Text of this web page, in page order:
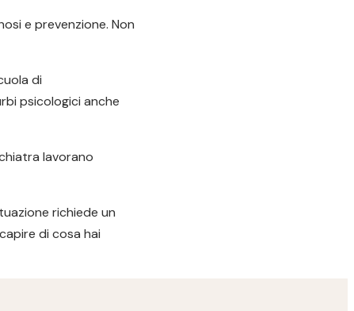
e prevenzione. Non
di
psicologici anche
lavorano
richiede un
di cosa hai